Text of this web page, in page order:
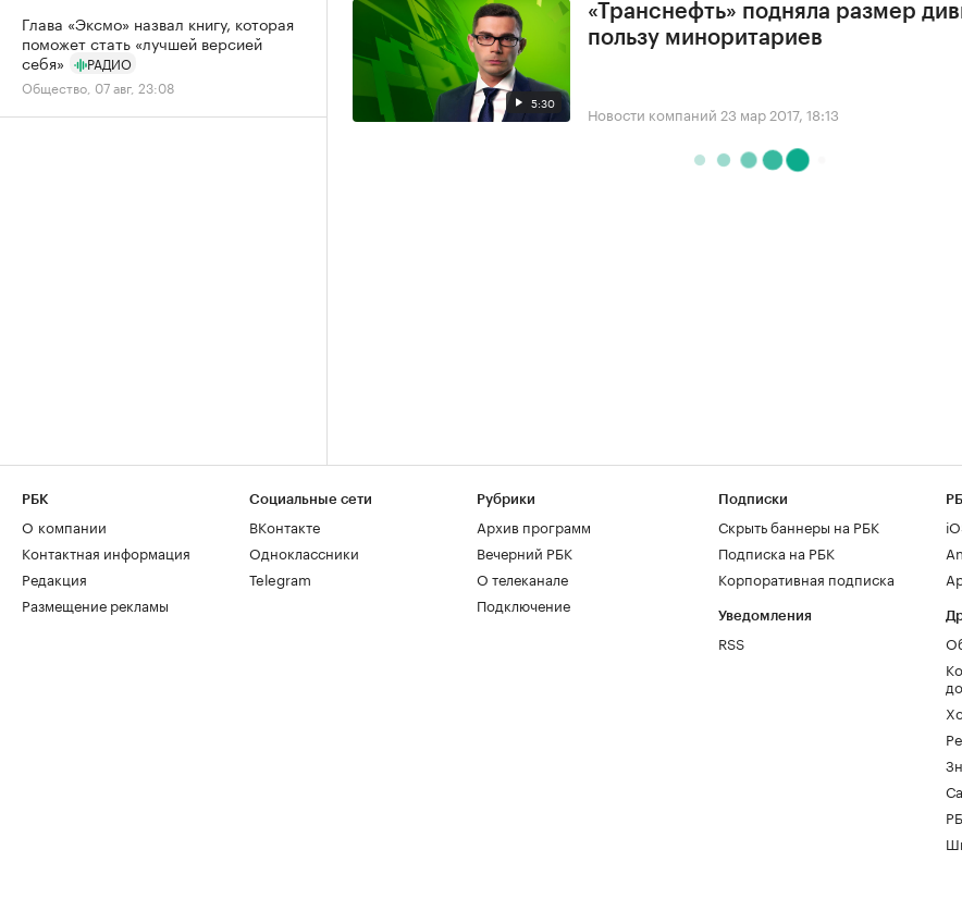
5:30
«Транснефть» подняла размер
пользу миноритариев
Новости компаний 23 мар 2017, 18:13
Глава «Эксмо» назвал книгу, которая
поможет стать «лучшей версией
себя»
РАДИО
Общество, 07 авг, 23:08
РБК
О компании
Контактная информация
Редакция
Размещение рекламы
Социальные сети
ВКонтакте
Одноклассники
Telegram
Рубрики
Архив программ
Вечерний РБК
О телеканале
Подключение
Подписки
Скрыть баннеры на РБК
Подписка на РБК
Корпоративная подписка
Уведомления
RSS